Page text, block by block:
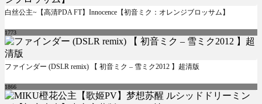
白丝公主~【高清PDA FT】Innocence【初音ミク：オレンジブロッサム】
1773
ファインダー (DSLR remix) 【 初音ミク – 雪ミク2012 】超清版
1866